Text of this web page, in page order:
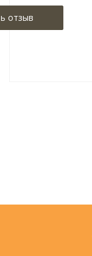
отзыв